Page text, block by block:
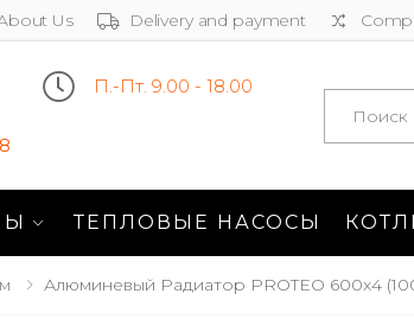
Us Delivery and payment
П.-Пт. 9.00 - 18.00 Search
ТЕПЛОВЫЕ НАСОСЫ
Алюминевый Радиатор PROTEO 600x4